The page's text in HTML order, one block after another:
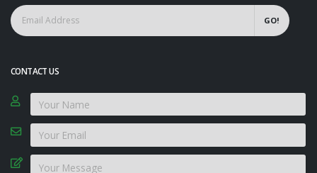
GO!
CONTACT US